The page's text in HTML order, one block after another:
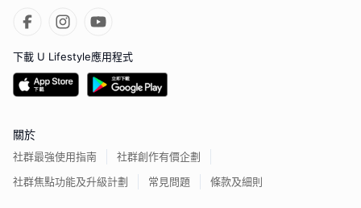
下載 U Lifestyle應用程式
關於
社群最強使用指南
社群創作有價企劃
社群焦點功能及升級計劃
常見問題 條款及細則